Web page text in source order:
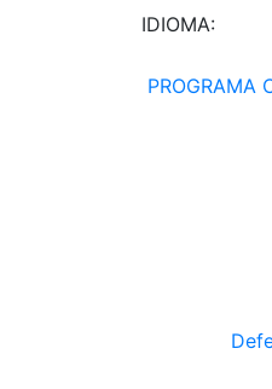
IDIOMA:
PROGRAMA